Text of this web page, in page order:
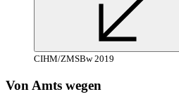
CIHM/ZMSBw 2019
Von Amts wegen